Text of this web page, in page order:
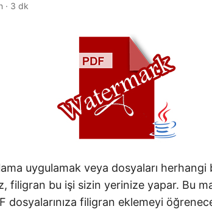
· 3 dk
uygulamak veya dosyaları herhangi
filigran bu işi sizin yerinize yapar. Bu
dosyalarınıza filigran eklemeyi